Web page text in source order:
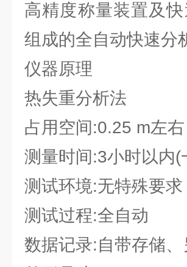
高精度称量装置及
组成的全自动快速分
仪器原理
热失重分析法
占用空间:0.25 m左右
测量时间:3小时以内(
测试环境:无特殊要求
测试过程:全自动
数据记录:自带存储